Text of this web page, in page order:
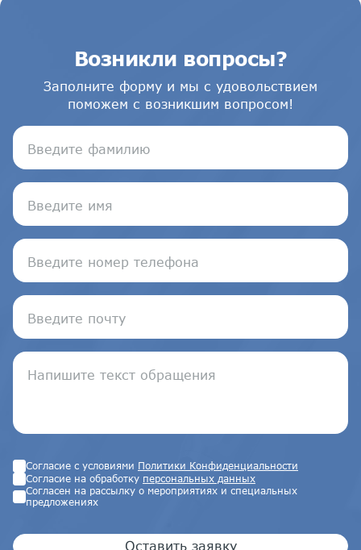
Возникли вопросы?
Заполните форму и мы с удовольствием
поможем с возникшим вопросом!
Согласие с условиями Политики Конфиденциальности
Согласие на обработку персональных данных
Согласен на рассылку о мероприятиях и специальных
предложениях
Оставить заявку